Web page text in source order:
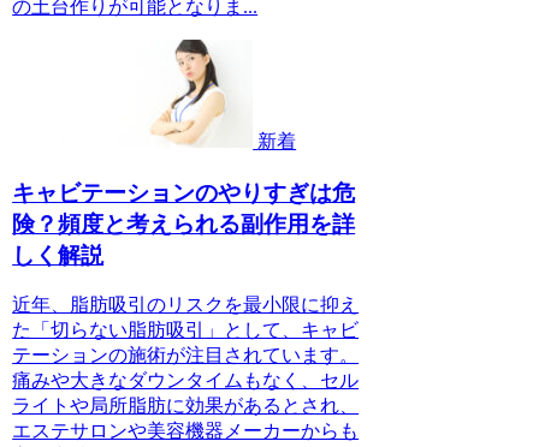
の土台作りが可能となりま...
新着
キャビテーションのやりすぎは危
険？頻度と考えられる副作用を詳
しく解説
近年、脂肪吸引のリスクを最小限に抑え
た「切らない脂肪吸引」として、キャビ
テーションの施術が注目されています。
痛みや大きなダウンタイムもなく、セル
ライトや局所脂肪に効果があるとされ、
エステサロンや美容機器メーカーからも